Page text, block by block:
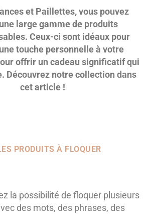
et Paillettes, vous pouvez
large gamme de produits
Ceux-ci sont idéaux pour
touche personnelle à votre
offrir un cadeau significatif qui
Découvrez notre collection dans
cet article !
PRODUITS À FLOQUER
la possibilité de floquer plusieurs
des mots, des phrases, des